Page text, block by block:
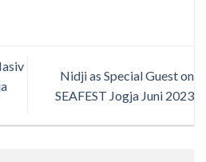
Nidji as Special Guest on
SEAFEST Jogja Juni 2023